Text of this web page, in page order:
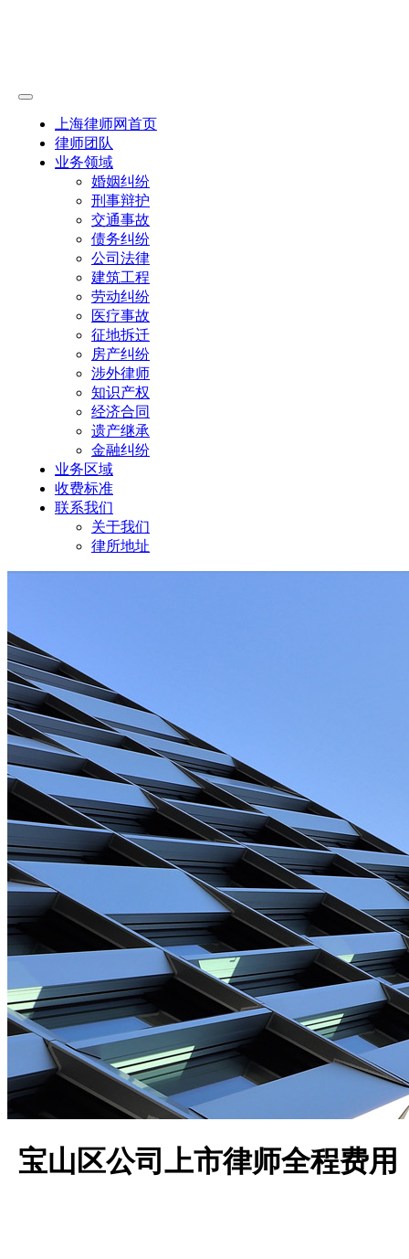
上海律师网首页
律师团队
业务领域
婚姻纠纷
刑事辩护
交通事故
债务纠纷
公司法律
建筑工程
劳动纠纷
医疗事故
征地拆迁
房产纠纷
涉外律师
知识产权
经济合同
遗产继承
金融纠纷
业务区域
收费标准
联系我们
关于我们
律所地址
宝山区公司上市律师全程费用